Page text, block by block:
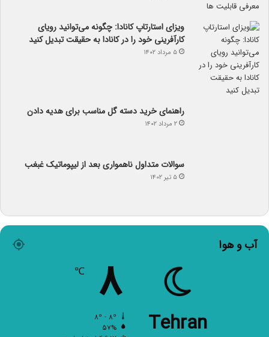
ویزای استارتاپ کانادا: چگونه می‌توانید رویای
کارآفرینی خود را در کانادا به حقیقت تبدیل کنید
۵ مرداد ۱۴۰۲
راهنمای خرید دسته گل مناسب برای هدیه دادن
۲ مرداد ۱۴۰۲
سوالات متداول ناهمواری بعد از لیپوماتیک غبغب
۵ تیر ۱۴۰۲
آب و هوا
Tehran
آسمان صاف
۸
۵۷%
۶.۱۷ کیلومتر/ساعت